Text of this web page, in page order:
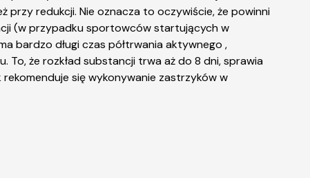
przy redukcji. Nie oznacza to oczywiście, że powinni
(w przypadku sportowców startujących w
bardzo długi czas półtrwania aktywnego ,
że rozkład substancji trwa aż do 8 dni, sprawia
się wykonywanie zastrzyków w